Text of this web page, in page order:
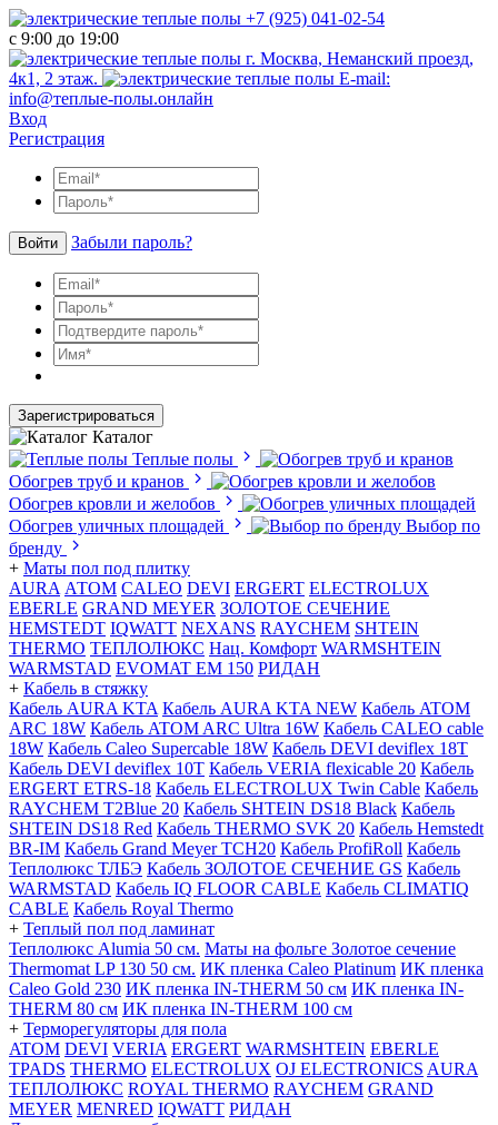
+7 (925) 041-02-54
с 9:00 до 19:00
г. Москва, Неманский проезд,
4к1, 2 этаж.
E-mail:
info@теплые-полы.онлайн
Вход
Регистрация
Войти Забыли пароль?
Зарегистрироваться
Каталог
Теплые полы
Обогрев труб и кранов
Обогрев кровли и желобов
Обогрев уличных площадей
Выбор по
бренду
+ Маты пол под плитку
AURA АТОМ CALEO DEVI ERGERT ELECTROLUX
EBERLE GRAND MEYER ЗОЛОТОЕ СЕЧЕНИЕ
HEMSTEDT IQWATT NEXANS RAYCHEM SHTEIN
THERMO ТЕПЛОЛЮКС Нац. Комфорт WARMSHTEIN
WARMSTAD EVOMAT EM 150 РИДАН
+ Кабель в стяжку
Кабель AURA KTA Кабель AURA KTA NEW Кабель ATOM
ARC 18W Кабель ATOM ARC Ultra 16W Кабель CALEO cable
18W Кабель Caleo Supercable 18W Кабель DEVI deviflex 18T
Кабель DEVI deviflex 10T Кабель VERIA flexicable 20 Кабель
ERGERT ETRS-18 Кабель ELECTROLUX Twin Cable Кабель
RAYCHEM T2Blue 20 Кабель SHTEIN DS18 Black Кабель
SHTEIN DS18 Red Кабель THERMO SVK 20 Кабель Hemstedt
BR-IM Кабель Grand Meyer TCH20 Кабель ProfiRoll Кабель
Теплолюкс ТЛБЭ Кабель ЗОЛОТОЕ СЕЧЕНИЕ GS Кабель
WARMSTAD Кабель IQ FLOOR CABLE Кабель CLIMATIQ
CABLE Кабель Royal Thermo
+ Теплый пол под ламинат
Теплолюкс Alumia 50 см. Маты на фольге Золотое сечение
Thermomat LP 130 50 cм. ИК пленка Caleo Platinum ИК пленка
Caleo Gold 230 ИК пленка IN-THERM 50 см ИК пленка IN-
THERM 80 см ИК пленка IN-THERM 100 см
+ Терморегуляторы для пола
ATOM DEVI VERIA ERGERT WARMSHTEIN EBERLE
TPADS THERMO ELECTROLUX OJ ELECTRONICS AURA
ТЕПЛОЛЮКС ROYAL THERMO RAYCHEM GRAND
MEYER MENRED IQWATT РИДАН